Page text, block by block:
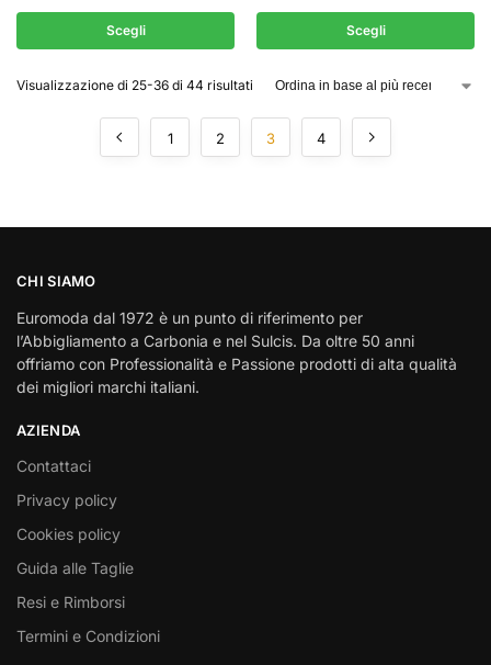
Scegli Scegli
Visualizzazione di 25-36 di 44 risultati
1 2 3 4
CHI SIAMO
Euromoda dal 1972 è un punto di riferimento per
l’Abbigliamento a Carbonia e nel Sulcis. Da oltre 50 anni
offriamo con Professionalità e Passione prodotti di alta qualità
dei migliori marchi italiani.
AZIENDA
Contattaci
Privacy policy
Cookies policy
Guida alle Taglie
Resi e Rimborsi
Termini e Condizioni